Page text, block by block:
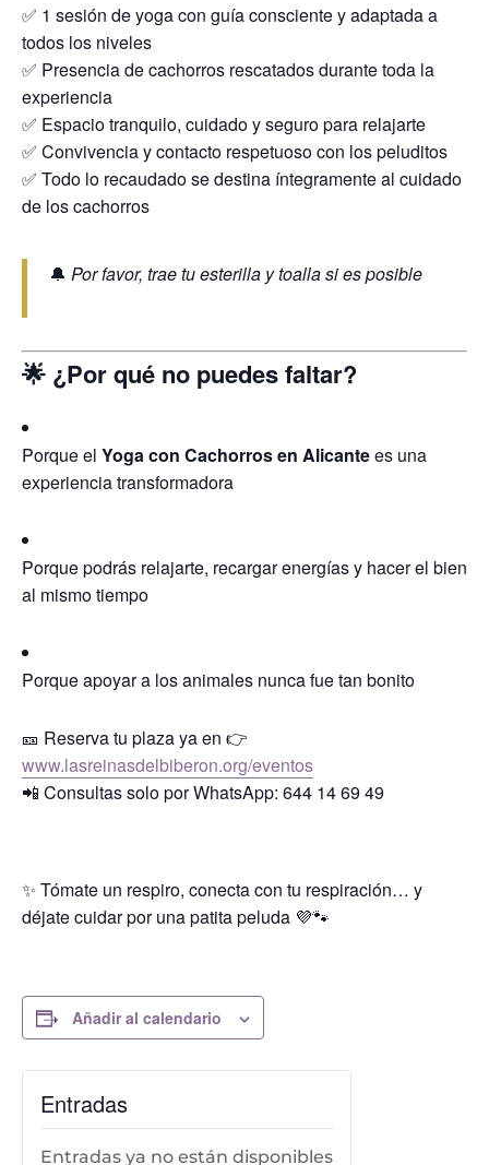
✅ 1 sesión de yoga con guía consciente y adaptada a
todos los niveles
✅ Presencia de cachorros rescatados durante toda la
experiencia
✅ Espacio tranquilo, cuidado y seguro para relajarte
✅ Convivencia y contacto respetuoso con los peluditos
✅ Todo lo recaudado se destina íntegramente al cuidado
de los cachorros
🔔 Por favor, trae tu esterilla y toalla si es posible
🌟 ¿Por qué no puedes faltar?
Porque el Yoga con Cachorros en Alicantees una
experiencia transformadora
Porque podrás relajarte, recargar energías y hacer el bien
al mismo tiempo
Porque apoyar a los animales nunca fue tan bonito
🎫 Reserva tu plaza ya en 👉
www.lasreinasdelbiberon.org/eventos
📲 Consultas solo por WhatsApp: 644 14 69 49
✨ Tómate un respiro, conecta con tu respiración… y
déjate cuidar por una patita peluda 💜🐾
Añadir al calendario
Entradas
Entradas ya no están disponibles